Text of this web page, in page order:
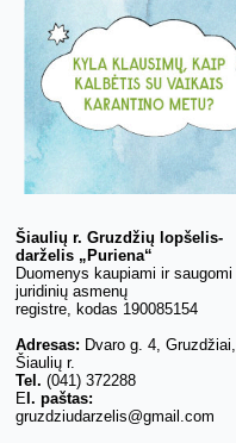
Šiaulių r. Gruzdžių lopšelis-
darželis „Puriena“
Duomenys kaupiami ir saugomi
juridinių asmenų
registre, kodas 190085154
Adresas: Dvaro g. 4, Gruzdžiai,
Šiaulių r.
Tel. (041) 372288
E l. paštas:
gruzdziudarzelis@gmail.com